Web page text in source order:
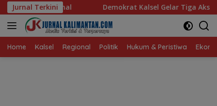
Langsung
ke
konten
Jurnal Terkini
Demokrat Kalsel Gelar Tiga Aksi untuk Rakyat
Home Kalsel Regional Politik Hukum & Peristiwa